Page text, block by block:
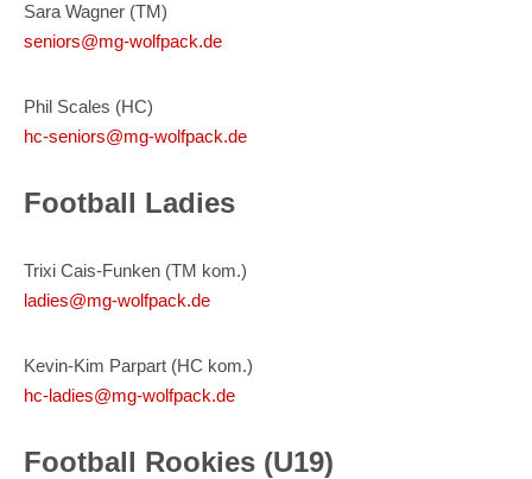
Sara Wagner (TM)
seniors@mg-wolfpack.de
Phil Scales (HC)
hc-seniors@mg-wolfpack.de
Football Ladies
Trixi Cais-Funken (TM kom.)
ladies@mg-wolfpack.de
Kevin-Kim Parpart (HC kom.)
hc-ladies@mg-wolfpack.de
Football Rookies (U19)